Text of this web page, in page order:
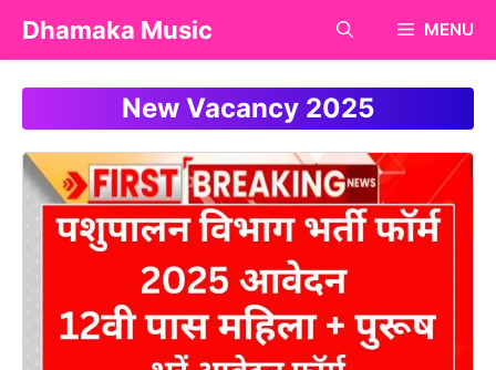
Skip
content
Dhamaka Music MENU
New Vacancy 2025